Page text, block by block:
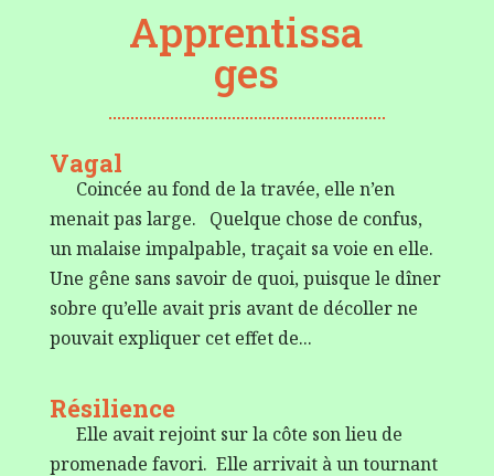
Apprentissa
ges
Vagal
Coincée au fond de la travée, elle n’en
menait pas large. Quelque chose de confus,
un malaise impalpable, traçait sa voie en elle.
Une gêne sans savoir de quoi, puisque le dîner
sobre qu’elle avait pris avant de décoller ne
pouvait expliquer cet effet de...
Résilience
Elle avait rejoint sur la côte son lieu de
promenade favori. Elle arrivait à un tournant